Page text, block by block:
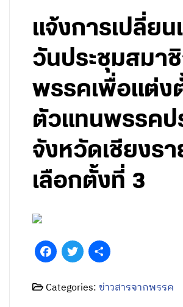
แจ้งการเปลี่ยน
วันประชุมสมา
พรรคเพื่อแต่ง
ตัวแทนพรรคป
จังหวัดเชียงรา
เลือกตั้งที่ 3
FacebookTwitter
Categories:ข่าวสารจากพรรค